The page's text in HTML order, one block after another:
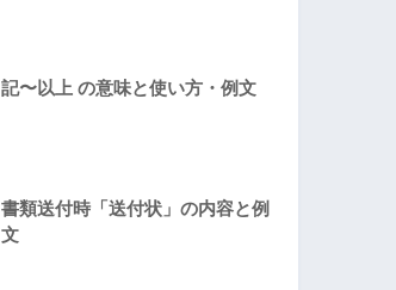
記〜以上 の意味と使い方・例文
書類送付時「送付状」の内容と例
文